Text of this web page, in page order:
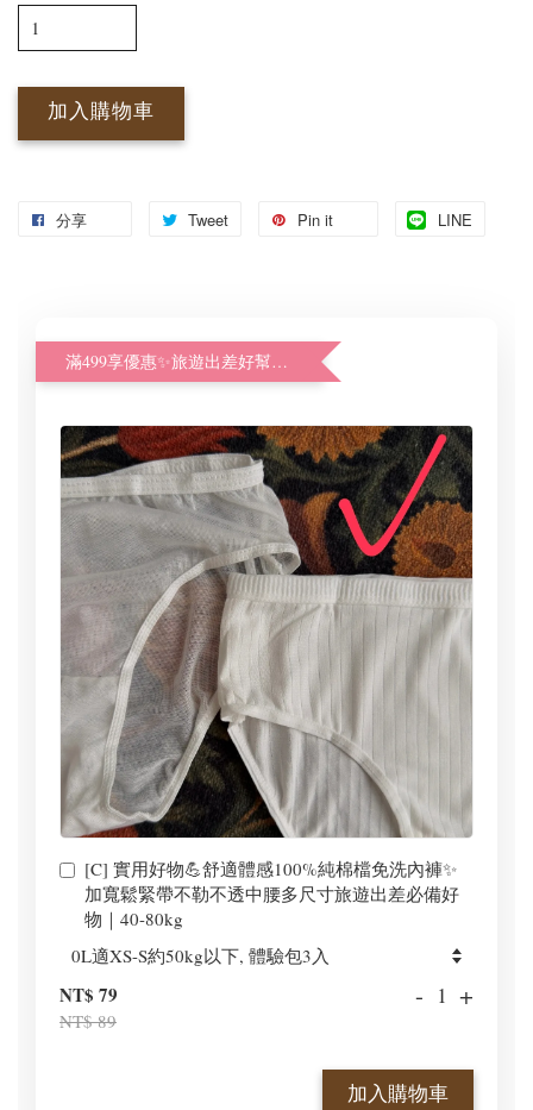
加入購物車
分享 Tweet Pin it LINE
滿499享優惠✨旅遊出差好幫手體驗加購價
[C] 實用好物💪舒適體感100%純棉檔免洗內褲✨
加寬鬆緊帶不勒不透中腰多尺寸旅遊出差必備好
物｜40-80kg
NT$ 79
NT$ 89
- +
加入購物車